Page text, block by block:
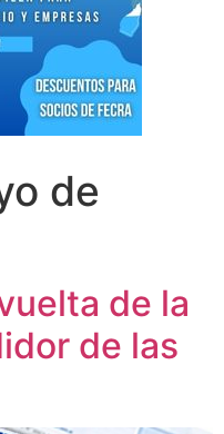
de
de la
de las